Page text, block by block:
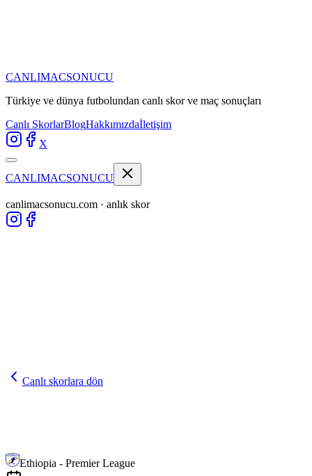
CANLIMACSONUCU
Türkiye ve dünya futbolundan canlı skor ve maç sonuçları
Canlı SkorlarBlogHakkımızdaİletişim
X
CANLIMACSONUCU
canlimacsonucu.com · anlık skor
Canlı skorlara dön
Ethiopia - Premier League